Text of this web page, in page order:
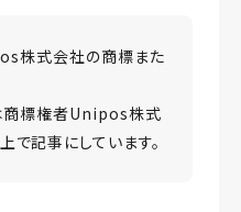
株式会社の商標また
商標権者Unipos株式
記事にしています。